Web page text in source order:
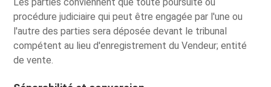
procédure judiciaire qui peut être engagée par l'une ou
l'autre des parties sera déposée devant le tribunal
compétent au lieu d'enregistrement du Vendeur; entité
de vente.